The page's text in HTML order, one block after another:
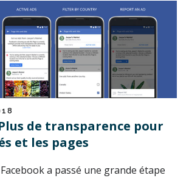
de transparence pour
et les pages
a passé une grande étape